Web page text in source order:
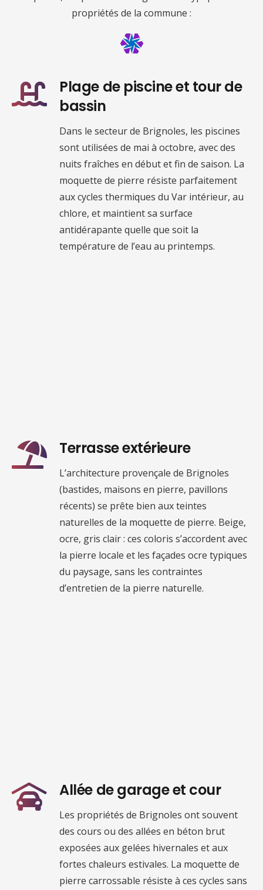
propriétés de la commune :
Plage de piscine et tour de
bassin
Dans le secteur de Brignoles, les piscines
sont utilisées de mai à octobre, avec des
nuits fraîches en début et fin de saison. La
moquette de pierre résiste parfaitement
aux cycles thermiques du Var intérieur, au
chlore, et maintient sa surface
antidérapante quelle que soit la
température de l’eau au printemps.
Terrasse extérieure
L’architecture provençale de Brignoles
(bastides, maisons en pierre, pavillons
récents) se prête bien aux teintes
naturelles de la moquette de pierre. Beige,
ocre, gris clair : ces coloris s’accordent avec
la pierre locale et les façades ocre typiques
du paysage, sans les contraintes
d’entretien de la pierre naturelle.
Allée de garage et cour
Les propriétés de Brignoles ont souvent
des cours ou des allées en béton brut
exposées aux gelées hivernales et aux
fortes chaleurs estivales. La moquette de
pierre carrossable résiste à ces cycles sans